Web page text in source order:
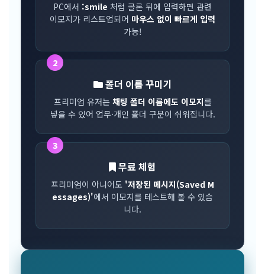
PC에서 :smile 처럼 콜론 뒤에 입력하면 관련
이모지가 리스트업되어 마우스 없이 빠르게 입력
가능!
2
폴더 이름 꾸미기
프리미엄 유저는 채팅 폴더 이름에도 이모지를
넣을 수 있어 업무·개인 폴더 구분이 쉬워집니다.
3
무료 체험
프리미엄이 아니어도 '저장된 메시지(Saved M
essages)'에서 이모지를 테스트해 볼 수 있습
니다.